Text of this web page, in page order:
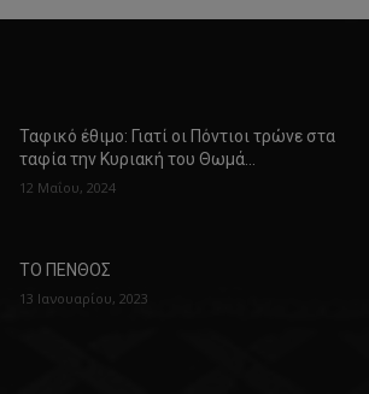
Ταφικό έθιμο: Γιατί οι Πόντιοι τρώνε στα
ταφία την Κυριακή του Θωμά…
12 Μαΐου, 2024
ΤΟ ΠΕΝΘΟΣ
13 Ιανουαρίου, 2023